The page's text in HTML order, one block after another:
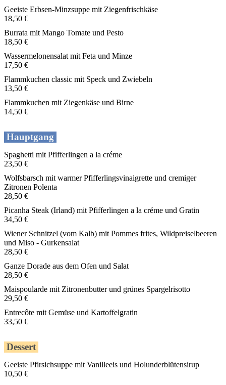
Geeiste Erbsen-Minzsuppe mit Ziegenfrischkäse
18,50 €
Burrata mit Mango Tomate und Pesto
18,50 €
Wassermelonensalat mit Feta und Minze
17,50 €
Flammkuchen classic mit Speck und Zwiebeln
13,50 €
Flammkuchen mit Ziegenkäse und Birne
14,50 €
Hauptgang
Spaghetti mit Pfifferlingen a la créme
23,50 €
Wolfsbarsch mit warmer Pfifferlingsvinaigrette und cremiger
Zitronen Polenta
28,50 €
Picanha Steak (Irland) mit Pfifferlingen a la créme und Gratin
34,50 €
Wiener Schnitzel (vom Kalb) mit Pommes frites, Wildpreiselbeeren
und Miso - Gurkensalat
28,50 €
Ganze Dorade aus dem Ofen und Salat
28,50 €
Maispoularde mit Zitronenbutter und grünes Spargelrisotto
29,50 €
Entrecôte mit Gemüse und Kartoffelgratin
33,50 €
Dessert
Geeiste Pfirsichsuppe mit Vanilleeis und Holunderblütensirup
10,50 €